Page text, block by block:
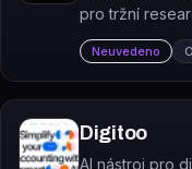
pro tržní
Neuvedeno
Digitoo
AI nástroj pro